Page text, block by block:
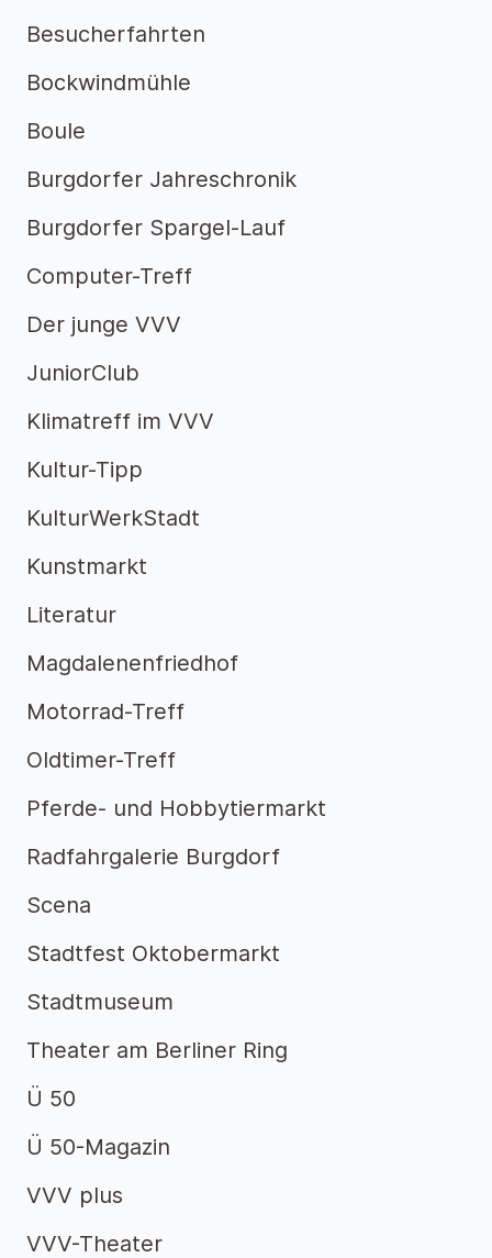
Besucherfahrten
Bockwindmühle
Boule
Burgdorfer Jahreschronik
Burgdorfer Spargel-Lauf
Computer-Treff
Der junge VVV
JuniorClub
Klimatreff im VVV
Kultur-Tipp
KulturWerkStadt
Kunstmarkt
Literatur
Magdalenenfriedhof
Motorrad-Treff
Oldtimer-Treff
Pferde- und Hobbytiermarkt
Radfahrgalerie Burgdorf
Scena
Stadtfest Oktobermarkt
Stadtmuseum
Theater am Berliner Ring
Ü 50
Ü 50-Magazin
VVV plus
VVV-Theater